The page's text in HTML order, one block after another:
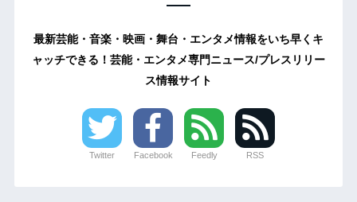
最新芸能・音楽・映画・舞台・エンタメ情報をいち早くキ
ャッチできる！芸能・エンタメ専門ニュース/プレスリリー
ス情報サイト
Twitter Facebook Feedly RSS